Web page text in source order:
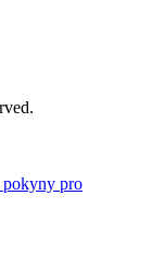
pokyny pro